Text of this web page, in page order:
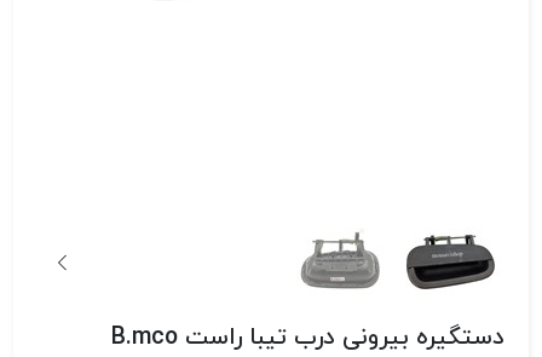
دستگیره بیرونی درب تیبا راست B.mco